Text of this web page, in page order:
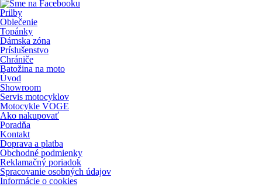
Prilby
Oblečenie
Topánky
Dámska zóna
Príslušenstvo
Chrániče
Batožina na moto
Úvod
Showroom
Servis motocyklov
Motocykle VOGE
Ako nakupovať
Poradňa
Kontakt
Doprava a platba
Obchodné podmienky
Reklamačný poriadok
Spracovanie osobných údajov
Informácie o cookies